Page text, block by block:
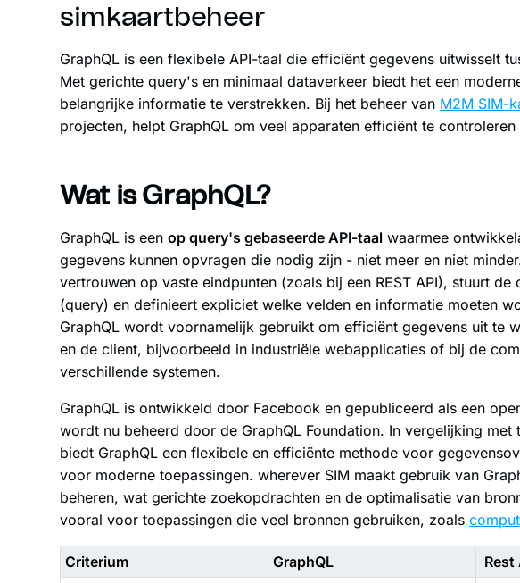
simkaartbeheer
GraphQL is een flexibele API-taal die efficiënt gegevens uitwisselt
Met gerichte query's en minimaal dataverkeer biedt het een
belangrijke informatie te verstrekken. Bij het beheer van M2M SIM-
projecten, helpt GraphQL om veel apparaten efficiënt te controleren
Wat is GraphQL?
GraphQL is eenop query's gebaseerde API-taal waarmee
gegevens kunnen opvragen die nodig zijn - niet meer en niet
vertrouwen op vaste eindpunten (zoals bij een REST API), stuurt de
(query) en definieert expliciet welke velden en informatie moeten
GraphQL wordt voornamelijk gebruikt om efficiënt gegevens uit te
en de client, bijvoorbeeld in industriële webapplicaties of bij de
verschillende systemen.
GraphQL is ontwikkeld door Facebook en gepubliceerd als een
wordt nu beheerd door de GraphQL Foundation. In vergelijking met
biedt GraphQL een flexibele en efficiënte methode voor
voor moderne toepassingen. wherever SIM maakt gebruik van
beheren, wat gerichte zoekopdrachten en de optimalisatie van
vooral voor toepassingen die veel bronnen gebruiken, zoals
Criterium GraphQL Rest